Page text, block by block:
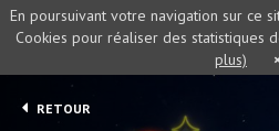
RETOUR
En poursuivant votre navigation sur ce
Cookies pour réaliser des statistiques
plus)